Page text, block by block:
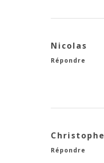
Nicolas
Répondre
Christophe
Répondre